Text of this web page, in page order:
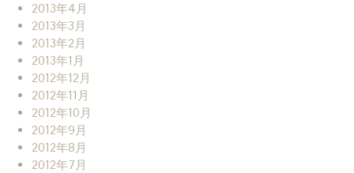
2013年4月
2013年3月
2013年2月
2013年1月
2012年12月
2012年11月
2012年10月
2012年9月
2012年8月
2012年7月